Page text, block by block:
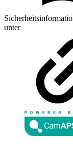
unter